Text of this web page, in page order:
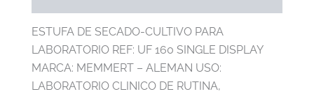
ESTUFA DE SECADO-CULTIVO PARA
LABORATORIO REF: UF 160 SINGLE DISPLAY
MARCA: MEMMERT – ALEMAN USO:
LABORATORIO CLINICO DE RUTINA,